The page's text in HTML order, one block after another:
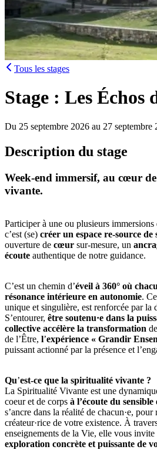
Tous les stages
Stage : Les Échos
Du 25 septembre 2026 au 27 septembre
Description du stage
Week-end immersif, au cœur
vivante.
Participer à une ou plusieurs immersions
c’est (se) créer un espace re-source de
ouverture de cœur sur-mesure, un
écoute authentique de notre guidance.
C’est un chemin d’éveil à 360° où
résonance intérieure en autonomie.
unique et singulière, est renforcée par la
S’entourer, être soutenu·e dans la
collective accélère la transformation
de l’Être, l’expérience « Grandir
puissant actionné par la présence et
Qu’est-ce que la spiritualité vivante ?
La Spiritualité Vivante est une
coeur et de corps à l’écoute du sensible
s’ancre dans la réalité de chacun·e,
créateur·rice de votre existence. À
enseignements de la Vie, elle vous invite
exploration concrète et puissante de